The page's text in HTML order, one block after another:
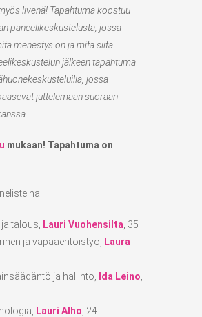
livenä! Tapahtuma koostuu
paneelikeskustelusta, jossa
menestys on ja mitä siitä
jälkeen tapahtuma
jossa
juttelemaan suoraan
mukaan! Tapahtuma on
ja talous, Lauri Vuohensilta , 35
ja vapaaehtoistyö,
Laura
ja hallinto,
Ida Leino
Lauri Alho , 24